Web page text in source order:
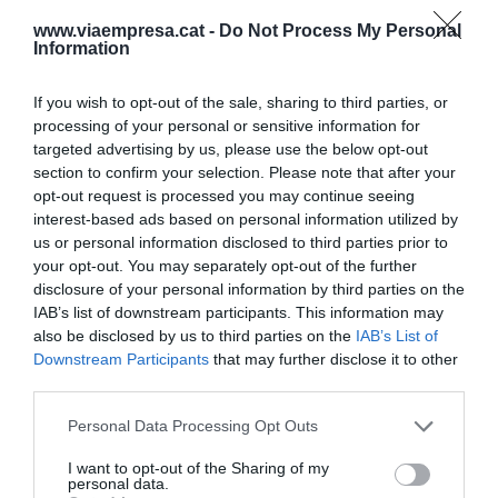
www.viaempresa.cat - Do Not Process My Personal
Information
If you wish to opt-out of the sale, sharing to third parties, or
processing of your personal or sensitive information for
targeted advertising by us, please use the below opt-out
section to confirm your selection. Please note that after your
opt-out request is processed you may continue seeing
interest-based ads based on personal information utilized by
us or personal information disclosed to third parties prior to
your opt-out. You may separately opt-out of the further
disclosure of your personal information by third parties on the
IAB’s list of downstream participants. This information may
also be disclosed by us to third parties on the IAB’s List of
Downstream Participants that may further disclose it to other
Personal Data Processing Opt Outs
I want to opt-out of the Sharing of my
personal data.
Si es té ben preparat el discurs i es coneixen totes
les possiblesreaccions, és fàcil estar preparat
per fer front a qualsevol resposta i redirigir el
discurs cap a un mateixobjectiu. Per fer que es
prengui aquest nou rumb, l'estratègia ha d'estar
centrada en elreceptor,en fer-lo comprendre
que el teu argumentari també li convé a ell, tot i
poder estar en el costat oposat.
L'equívoc, al final, està en voler veure només els
hi ha una persona amb interessos diferents i un
altre discurs preparat i ben elaborat. Així doncs,